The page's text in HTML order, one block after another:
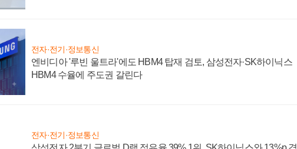
전자·전기·정보통신
엔비디아 '루빈 울트라'에도 HBM4 탑재 검토, 삼성전자·SK하이닉스
HBM4 수율에 주도권 갈린다
전자·전기·정보통신